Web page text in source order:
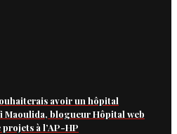
avoir un hôpital
Maoulida, blogueur Hôpital web
à l’AP-HP